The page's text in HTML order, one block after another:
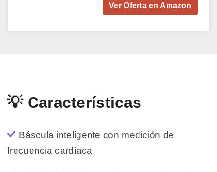
Ver Oferta en Amazon
💡 Características
Báscula inteligente con medición de
frecuencia cardíaca